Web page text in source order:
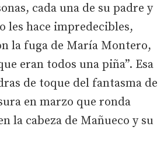
cada una de su padre y
les hace impredecibles,
la fuga de María Montero,
eran todos una piña”. Esa
de toque del fantasma de
en marzo que ronda
la cabeza de Mañueco y su